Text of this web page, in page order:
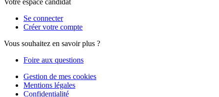
Se connecter
Créer votre compte
Vous souhaitez en savoir plus ?
Foire aux questions
Gestion de mes cookies
Mentions légales
Confidentialité